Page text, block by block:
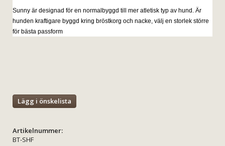
Sunny är designad för en normalbyggd till mer atletisk typ av hund. Är
hunden kraftigare byggd kring bröstkorg och nacke, välj en storlek större
för bästa passform
Lägg i önskelista
Artikelnummer:
BT-SHF